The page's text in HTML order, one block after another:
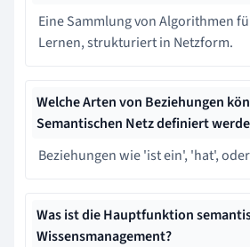
Eine Sammlung von Algorithmen
Lernen, strukturiert in Netzform.
Welche Arten von Beziehungen
Semantischen Netz definiert
Beziehungen wie 'ist ein', 'hat',
Was ist die Hauptfunktion
Wissensmanagement?